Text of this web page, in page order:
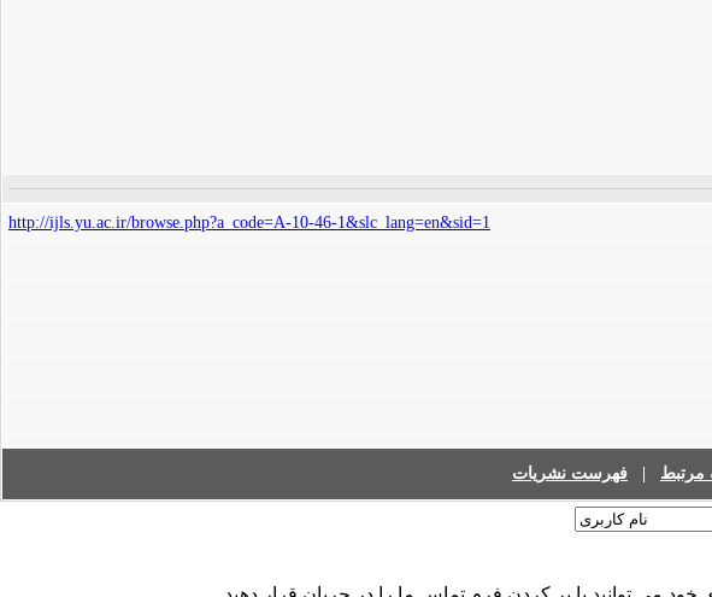
http://ijls.yu.ac.ir/browse.php?a_code=A-10-46-1&slc_lang=en&sid=1
مرتبط فهرست نشریات